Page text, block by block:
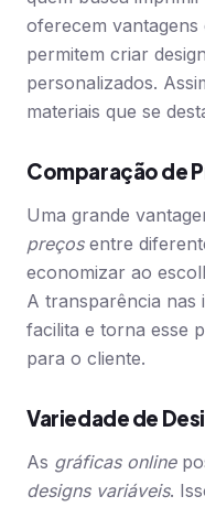
oferecem
permitem criar
personalizados.
materiais que se
Comparação de
Uma grande
preçosentre
economizar ao
A transparência
facilita e torna esse
para o cliente.
Variedade de
As gráficas online
designs variáveis.